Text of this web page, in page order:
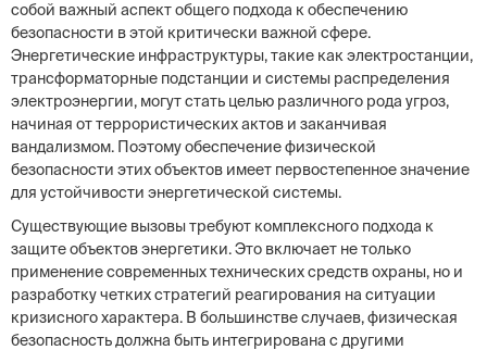
собой важный аспект общего подхода к обеспечению
безопасности в этой критически важной сфере.
Энергетические инфраструктуры, такие как электростанции,
трансформаторные подстанции и системы распределения
электроэнергии, могут стать целью различного рода угроз,
начиная от террористических актов и заканчивая
вандализмом. Поэтому обеспечение физической
безопасности этих объектов имеет первостепенное значение
для устойчивости энергетической системы.
Существующие вызовы требуют комплексного подхода к
защите объектов энергетики. Это включает не только
применение современных технических средств охраны, но и
разработку четких стратегий реагирования на ситуации
кризисного характера. В большинстве случаев, физическая
безопасность должна быть интегрирована с другими